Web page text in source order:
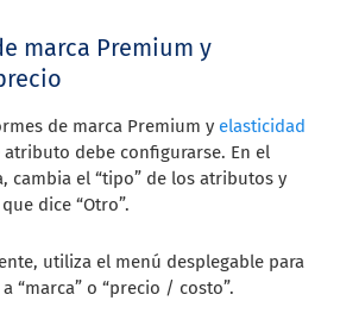
marca Premium y
de marca Premium y elasticidad
debe configurarse. En el
cambia el “tipo” de los atributos y
dice “Otro”.
utiliza el menú desplegable para
“marca” o “precio / costo”.